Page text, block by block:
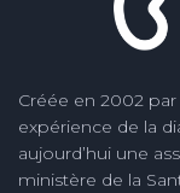
Créée en 2002
expérience de la
aujourd’hui une
ministère de la